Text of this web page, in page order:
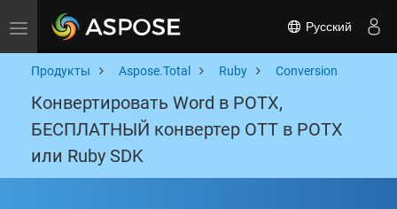
Toggle navigation Русский
Продукты Aspose.Total Ruby Conversion
Конвертировать Word в POTX,
БЕСПЛАТНЫЙ конвертер OTT в POTX
или Ruby SDK